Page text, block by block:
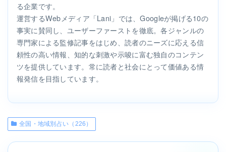
る企業です。
運営するWebメディア「Lani」では、Googleが掲げる10の
事実に賛同し、ユーザーファーストを徹底。各ジャンルの
専門家による監修記事をはじめ、読者のニーズに応える信
頼性の高い情報、知的な刺激や示唆に富む独自のコンテン
ツを提供しています。常に読者と社会にとって価値ある情
報発信を目指しています。
全国・地域別占い（226）